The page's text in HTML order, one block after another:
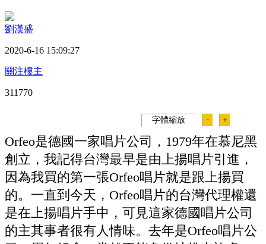
劉漢盛
2020-6-16 15:09:27
關注樓主
311770
字體縮放 － ＋
Orfeo是德國一家唱片公司，1979年在慕尼黑
創立，我記得台灣最早是由上揚唱片引進，
因為我買的第一張Orfeo唱片就是跟上揚買
的。一直到今天，Orfeo唱片的台灣代理權還
是在上揚唱片手中，可見這家德國唱片公司
的主其事者很有人情味。去年是Orfeo唱片公